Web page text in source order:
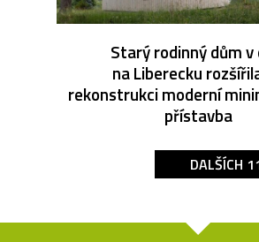
Starý rodinný dům v
na Liberecku
rekonstrukci moderní
přístavba
DALŠÍCH